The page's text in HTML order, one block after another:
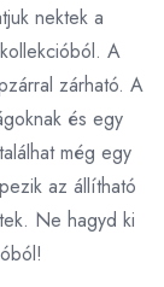
nektek a
A
zárható. A
és egy
még egy
az állítható
Ne hagyd ki